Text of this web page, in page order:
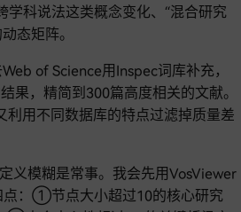
学科说法这类概念变化、“混合研究
态矩阵。
of Science用Inspec词库补充，
果，精简到300篇高度相关的文献。
用不同数据库的特点过滤掉质量差
义模糊是常事。我会先用VosViewer
点：①节点大小超过10的核心研究